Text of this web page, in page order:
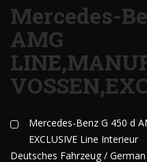
Mercedes-
AMG
Mercedes-Benz G 450 d
EXCLUSIVE Line Interieur
Deutsches Fahrzeug /